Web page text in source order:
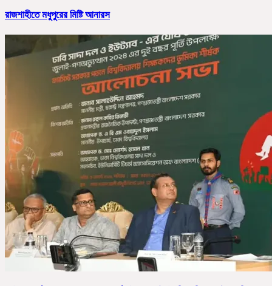
রাজশাহীতে মধুপুরের মিষ্টি আনারস